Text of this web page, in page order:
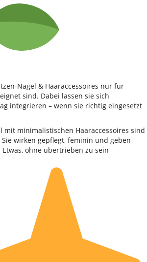
Nägel & Haaraccessoires nur für
sind. Dabei lassen sie sich
integrieren – wenn sie richtig eingesetzt
mit minimalistischen Haaraccessoires sind
wirken gepflegt, feminin und geben
Etwas, ohne übertrieben zu sein